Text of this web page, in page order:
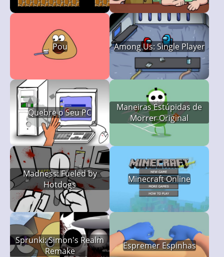
Pou Among Us: Single Player
Quebre o Seu PC
Maneiras Estúpidas de
Morrer Original
Madness: Fueled by
Hotdogs
Minecraft Online
Sprunki: Simon's Realm
Remake
Espremer Espinhas